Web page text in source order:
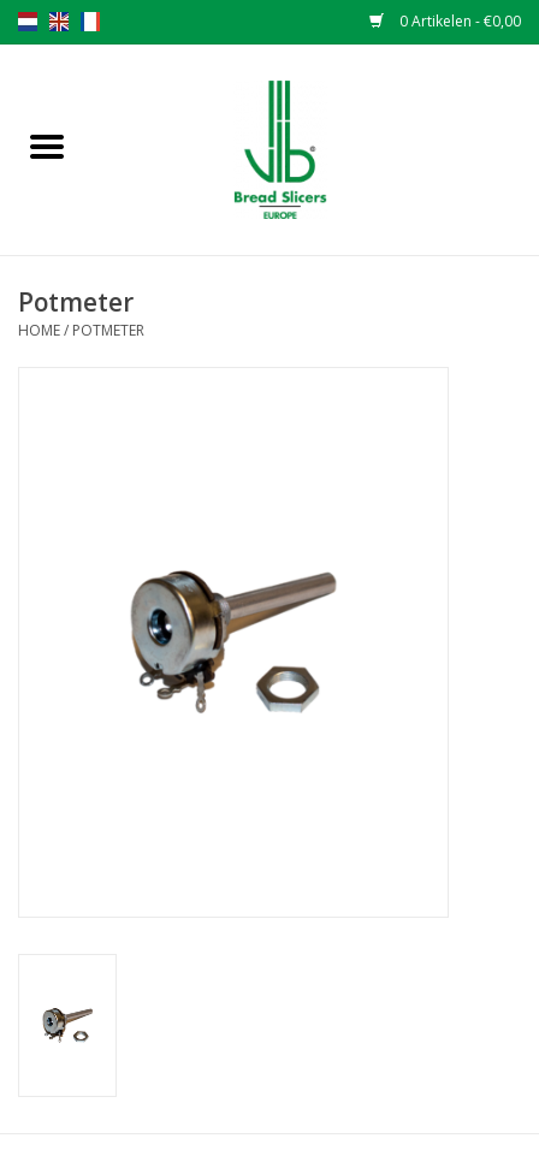
0 Artikelen - €0,00
Originele VLB messen
Bakkerijmachines
Potmeter
HOME/ POTMETER